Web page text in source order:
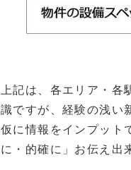
上記は、各エリア・
識ですが、経験の浅い
仮に情報をインプット
に・的確に」お伝え出